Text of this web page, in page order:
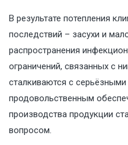
В результате потепления
последствий – засухи и
распространения
ограничений, связанных с
сталкиваются с
продовольственным
производства продукции
вопросом.